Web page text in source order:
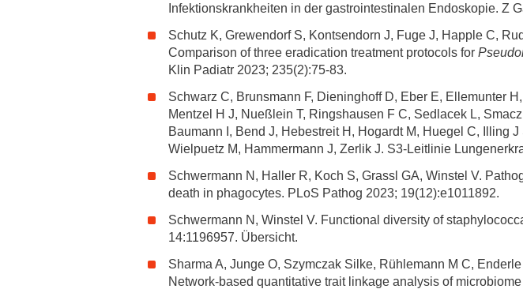
Infektionskrankheiten in der gastrointestinalen Endoskopie. Z
Schutz K, Grewendorf S, Kontsendorn J, Fuge J, Happle C,
Comparison of three eradication treatment protocols for
Klin Padiatr 2023; 235(2):75-83.
Schwarz C, Brunsmann F, Dieninghoff D, Eber E, Ellemunter
Mentzel H J, Nueßlein T, Ringshausen F C, Sedlacek L,
Baumann I, Bend J, Hebestreit H, Hogardt M, Huegel C, Illing
Wielpuetz M, Hammermann J, Zerlik J. S3-Leitlinie
Schwermann N, Haller R, Koch S, Grassl GA, Winstel V.
death in phagocytes. PLoS Pathog 2023; 19(12):e1011892.
Schwermann N, Winstel V. Functional diversity of
14:1196957. Übersicht.
Sharma A, Junge O, Szymczak Silke, Rühlemann M C,
Network-based quantitative trait linkage analysis of